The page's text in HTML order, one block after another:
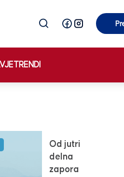
TRENDI
Od jutri
delna
zapora